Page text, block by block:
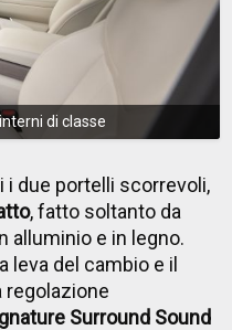
di classe
i due portelli scorrevoli,
, fatto soltanto da
alluminio e in legno.
leva del cambio e il
regolazione
Surround Sound